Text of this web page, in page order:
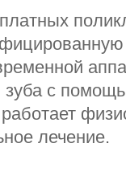
зуба с
лечение.